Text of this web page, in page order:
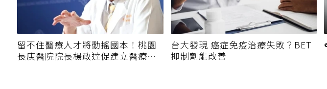
留不住醫療人才將動搖國本！桃園
長庚醫院院長楊政達促建立醫療永
台大發現 癌症免疫治療失敗？BET
抑制劑能改善